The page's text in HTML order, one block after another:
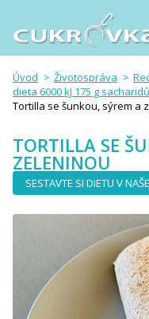
Úvod Životospráva
dieta 6000 kJ 175 g sacharidů
Tortilla se šunkou, sýrem a
TORTILLA SE
ZELENINOU
SESTAVTE SI DIETU V